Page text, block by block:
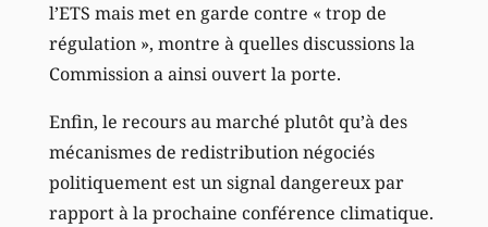
l’ETS mais met en garde contre « trop de
régulation », montre à quelles discussions la
Commission a ainsi ouvert la porte.
Enfin, le recours au marché plutôt qu’à des
mécanismes de redistribution négociés
politiquement est un signal dangereux par
rapport à la prochaine conférence climatique.